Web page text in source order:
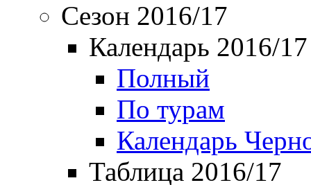
Сезон 2016/17
Календарь 2016/17
Полный
По турам
Календарь
Таблица 2016/17